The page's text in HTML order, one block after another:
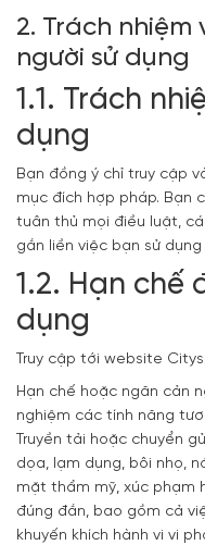
2. Trách nhiệm
người sử dụng
1.1. Trách
dụng
Bạn đồng ý chỉ truy cập
mục đích hợp pháp. Bạn
tuân thủ mọi điều luật,
gắn liền việc bạn sử
1.2. Hạn chế
dụng
Truy cập tới website
Hạn chế hoặc ngăn cản
nghiệm các tính năng
Truyền tải hoặc chuyển
dọa, lạm dụng, bôi nhọ,
mặt thẩm mỹ, xúc phạm
đúng đắn, bao gồm cả
khuyến khích hành vi vi